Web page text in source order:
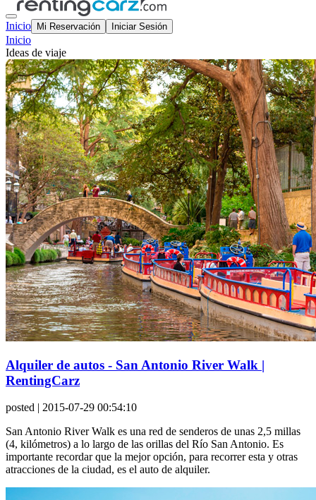
Inicio Mi Reservación Iniciar Sesión
Inicio
Ideas de viaje
Alquiler de autos - San Antonio River Walk |
RentingCarz
posted | 2015-07-29 00:54:10
San Antonio River Walk es una red de senderos de unas 2,5 millas
(4, kilómetros) a lo largo de las orillas del Río San Antonio. Es
importante recordar que la mejor opción, para recorrer esta y otras
atracciones de la ciudad, es el auto de alquiler.